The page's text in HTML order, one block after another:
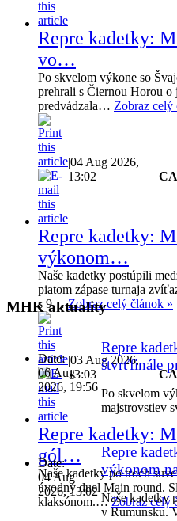
Repre kadetky:
vo…
Po skvelom výkone so
prehrali s Čiernou Horou
predvádzala… Zobraz celý
|04 Aug 2026,
13:02
|
Repre kadetky:
výkonom…
Naše kadetky postúpili
piatom zápase turnaja
s 9…Zobraz celý článok »
|03 Aug 2026,
13:03
|
Repre kadetky:
gól…
Naše kadetky po troch
úvodný duel Main round.
klaksónom.…Zobraz celý
MHKaktuality
Date:
06 Aug
2026, 19:56
Repre
štvrťfinále
Po skvelom
majstrovstiev
Date:
04 Aug
2026, 13:02
Repre
výkonom
Naše kadetky
v Rumunsku.